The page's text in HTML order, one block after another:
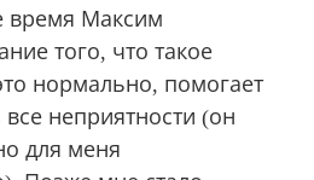
время Максим
того, что такое
нормально, помогает
все неприятности (он
для меня